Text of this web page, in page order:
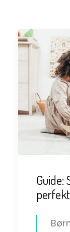
Guide: